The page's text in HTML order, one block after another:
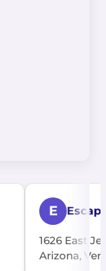
E
1626 East
Arizona,